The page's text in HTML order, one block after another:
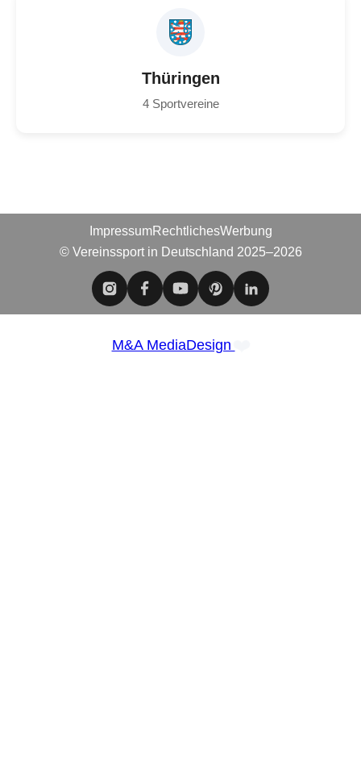
Thüringen
4 Sportvereine
ImpressumRechtlichesWerbung
© Vereinssport in Deutschland 2025–2026
M&A MediaDesign